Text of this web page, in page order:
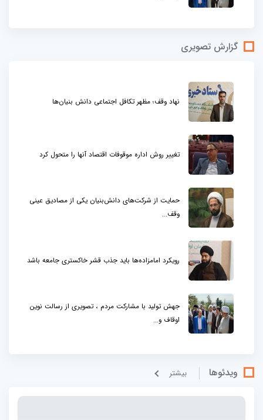
گزارش تصویری
نهاد وقف؛ مظهر تکافل اجتماعی دانش بنیان‌ها
تغییر روش اداره موقوفات اقتصاد آنها را متحول کرد
حمایت از شرکت‌های دانش‌بنیان یکی از مصادیق عینی
وقف...
رویکرد امامزاده‌ها باید جذب قشر خاکستری جامعه باشد
جهش تولید با مشارکت مردم ، تصویری از رسالت نوین
اوقاف و...
ویدئوها بيشتر